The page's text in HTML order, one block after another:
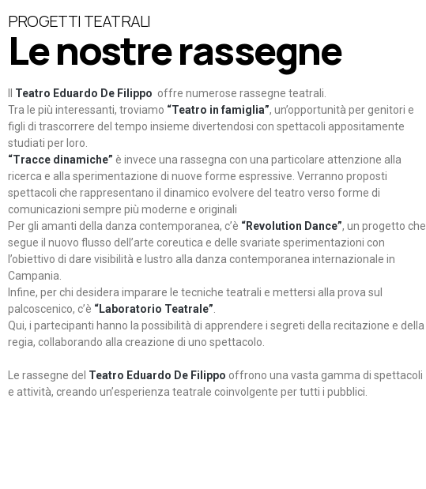
PROGETTI TEATRALI
Le nostre rassegne
Teatro Eduardo De Filippo offre numerose rassegne teatrali.
Tra le più interessanti, troviamo “Teatro in famiglia”, un’opportunità per genitori e
figli di trascorrere del tempo insieme divertendosi con spettacoli appositamente
studiati per loro.
“Tracce dinamiche” è invece una rassegna con una particolare attenzione alla
ricerca e alla sperimentazione di nuove forme espressive. Verranno proposti
spettacoli che rappresentano il dinamico evolvere del teatro verso forme di
comunicazioni sempre più moderne e originali
Per gli amanti della danza contemporanea, c’è “Revolution Dance”, un progetto che
segue il nuovo flusso dell’arte coreutica e delle svariate sperimentazioni con
l’obiettivo di dare visibilità e lustro alla danza contemporanea internazionale in
Campania.
Infine, per chi desidera imparare le tecniche teatrali e mettersi alla prova sul
palcoscenico, c’è “Laboratorio Teatrale”
Qui, i partecipanti hanno la possibilità di apprendere i segreti della recitazione e della
regia, collaborando alla creazione di uno spettacolo.
Le rassegne del Teatro Eduardo De Filippo offrono una vasta gamma di spettacoli
e attività, creando un’esperienza teatrale coinvolgente per tutti i pubblici.